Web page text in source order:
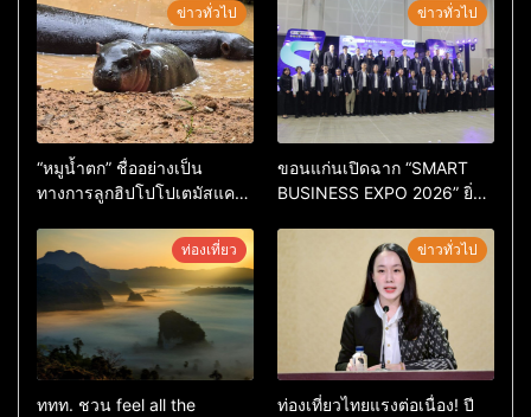
ข่าวทั่วไป
“หมูน้ำตก” ชื่ออย่างเป็น
ทางการลูกฮิปโปโปเตมัสแคระ
หลังผู้ร่วมกิจกรรมร่วมโหวต
ชนะกว่า 10,000 คะแนน
ข่าวทั่วไป
ขอนแก่นเปิดฉาก “SMART
BUSINESS EXPO 2026” ยิ่ง
ยกระดับเศรษฐกิจดิจิทัลอีสาน
ท่องเที่ยว
ททท. ชวน feel all the
ข่าวทั่วไป
ท่องเที่ยวไทยแรงต่อเนื่อง! ปี